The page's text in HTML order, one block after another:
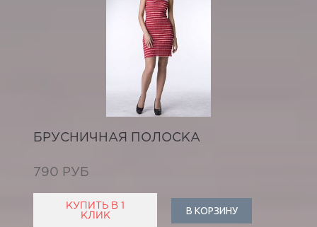
БРУСНИЧНАЯ ПОЛОСКА
790 РУБ
КУПИТЬ В 1
КЛИК
В КОРЗИНУ